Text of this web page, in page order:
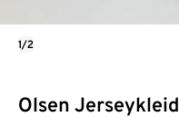
Olsen Jerseykleid
1/2